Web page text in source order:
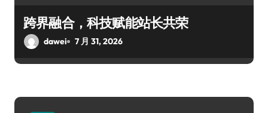
跨界融合，科技赋能站长共荣
dawei 7 月 31, 2026